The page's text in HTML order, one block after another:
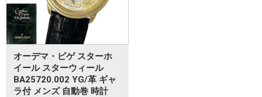
オーデマ・ピゲ スターホ
イール スターウィール
BA25720.002 YG/革 ギャ
ラ付 メンズ 自動巻 時計